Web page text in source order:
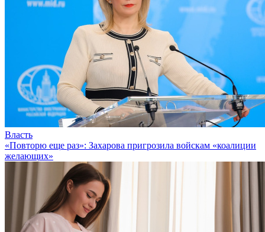
Власть
«Повторю еще раз»: Захарова пригрозила войскам «коалиции
желающих»